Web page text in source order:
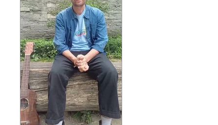
avant même de le vivre, de
mettre en musique tout ce
que j'espérais découvrir en
chemin et de partager ce
rêve avec ceux qui allaient
prendre la route avec moi.
Ce qui est assez incroyable,
c'est qu'au fil des mois, nous
avons vécu près de 90 % de
ce que raconte cette